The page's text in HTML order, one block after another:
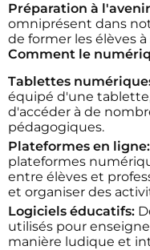
Préparation à
omniprésent dans
de former les élèves
Comment le
Tablettes
équipé d'une
d'accéder à de
pédagogiques.
Plateformes en ligne:
plateformes
entre élèves et
et organiser des
Logiciels éducatifs:
utilisés pour
manière ludique et